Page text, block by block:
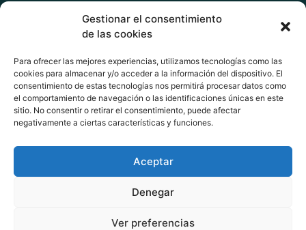
Gestionar el consentimiento
de las cookies
Para ofrecer las mejores experiencias, utilizamos tecnologías como las
cookies para almacenar y/o acceder a la información del dispositivo. El
consentimiento de estas tecnologías nos permitirá procesar datos como
el comportamiento de navegación o las identificaciones únicas en este
sitio. No consentir o retirar el consentimiento, puede afectar
negativamente a ciertas características y funciones.
Aceptar
Denegar
Ver preferencias
Contacto
presidente@actme.es
administracion@actme.es
+34 647 66 63 18
Redes Sociales